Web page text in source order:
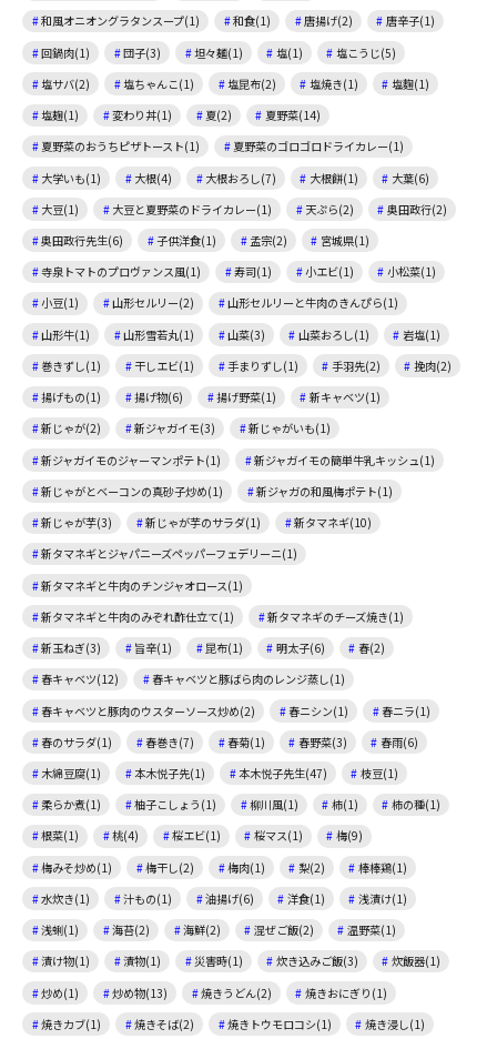
和風オニオングラタンスープ(1)
和食(1) 唐揚げ(2)
唐辛子(1)
回鍋肉(1)
団子(3) 坦々麺(1) 塩(1)
塩こうじ(5)
塩サバ(2)
塩ちゃんこ(1) 塩昆布(2) 塩焼き(1)
塩麴(1)
塩麹(1)
変わり丼(1) 夏(2)
夏野菜(14)
夏野菜のおうちピザトースト(1)
夏野菜のゴロゴロドライカレー(1)
大学いも(1)
大根(4) 大根おろし(7) 大根餅(1)
大葉(6)
大豆(1)
大豆と夏野菜のドライカレー(1) 天ぷら(2)
奥田政行(2)
奥田政行先生(6)
子供洋食(1) 孟宗(2)
宮城県(1)
寺泉トマトのプロヴァンス風(1)
寿司(1) 小エビ(1)
小松菜(1)
小豆(1)
山形セルリー(2)
山形セルリーと牛肉のきんぴら(1)
山形牛(1)
山形雪若丸(1) 山菜(3) 山菜おろし(1)
岩塩(1)
巻きずし(1)
干しエビ(1) 手まりずし(1) 手羽先(2)
挽肉(2)
揚げもの(1)
揚げ物(6) 揚げ野菜(1)
新キャベツ(1)
新じゃが(2)
新ジャガイモ(3)
新じゃがいも(1)
新ジャガイモのジャーマンポテト(1)
新ジャガイモの簡単牛乳キッシュ(1)
新じゃがとベーコンの真砂子炒め(1)
新ジャガの和風梅ポテト(1)
新じゃが芋(3)
新じゃが芋のサラダ(1)
新タマネギ(10)
新タマネギとジャパニーズペッパーフェデリーニ(1)
新タマネギと牛肉のチンジャオロース(1)
新タマネギと牛肉のみぞれ酢仕立て(1)
新タマネギのチーズ焼き(1)
新玉ねぎ(3)
旨辛(1) 昆布(1) 明太子(6)
春(2)
春キャベツ(12)
春キャベツと豚ばら肉のレンジ蒸し(1)
春キャベツと豚肉のウスターソース炒め(2)
春ニシン(1)
春ニラ(1)
春のサラダ(1)
春巻き(7) 春菊(1) 春野菜(3)
春雨(6)
木綿豆腐(1)
本木悦子先(1) 本木悦子先生(47)
枝豆(1)
柔らか煮(1)
柚子こしょう(1) 柳川風(1) 柿(1)
柿の種(1)
根菜(1)
桃(4) 桜エビ(1) 桜マス(1)
梅(9)
梅みそ炒め(1)
梅干し(2) 梅肉(1) 梨(2)
棒棒鶏(1)
水炊き(1)
汁もの(1) 油揚げ(6) 洋食(1)
浅漬け(1)
浅蜊(1)
海苔(2) 海鮮(2) 混ぜご飯(2)
温野菜(1)
漬け物(1)
漬物(1) 災害時(1) 炊き込みご飯(3)
炊飯器(1)
炒め(1)
炒め物(13) 焼きうどん(2)
焼きおにぎり(1)
焼きカブ(1)
焼きそば(2) 焼きトウモロコシ(1) 焼き浸し(1)